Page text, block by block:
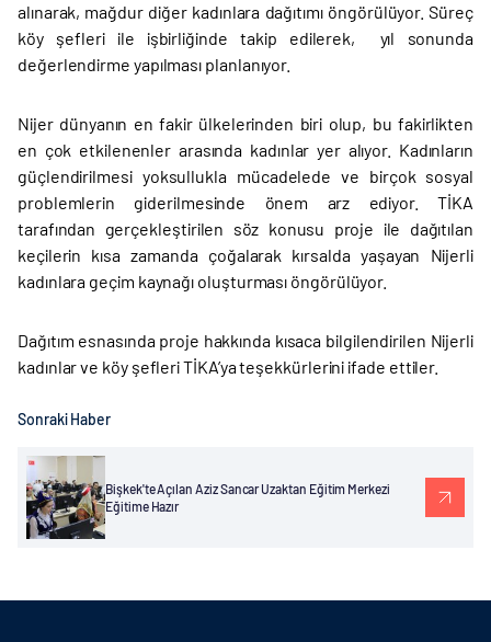
alınarak, mağdur diğer kadınlara dağıtımı öngörülüyor. Süreç
köy şefleri ile işbirliğinde takip edilerek, yıl sonunda
değerlendirme yapılması planlanıyor.
Nijer dünyanın en fakir ülkelerinden biri olup, bu fakirlikten
en çok etkilenenler arasında kadınlar yer alıyor. Kadınların
güçlendirilmesi yoksullukla mücadelede ve birçok sosyal
problemlerin giderilmesinde önem arz ediyor. TİKA
tarafından gerçekleştirilen söz konusu proje ile dağıtılan
keçilerin kısa zamanda çoğalarak kırsalda yaşayan Nijerli
kadınlara geçim kaynağı oluşturması öngörülüyor.
Dağıtım esnasında proje hakkında kısaca bilgilendirilen Nijerli
kadınlar ve köy şefleri TİKA’ya teşekkürlerini ifade ettiler.
Sonraki Haber
Bişkek'te Açılan Aziz Sancar Uzaktan Eğitim Merkezi
Eğitime Hazır